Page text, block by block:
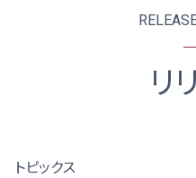
リ
トピックス